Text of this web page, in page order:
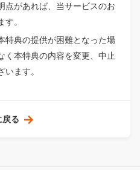
点があれば、当サービスのお
。
特典の提供が困難となった場
く本特典の内容を変更、中止
ます。
戻る